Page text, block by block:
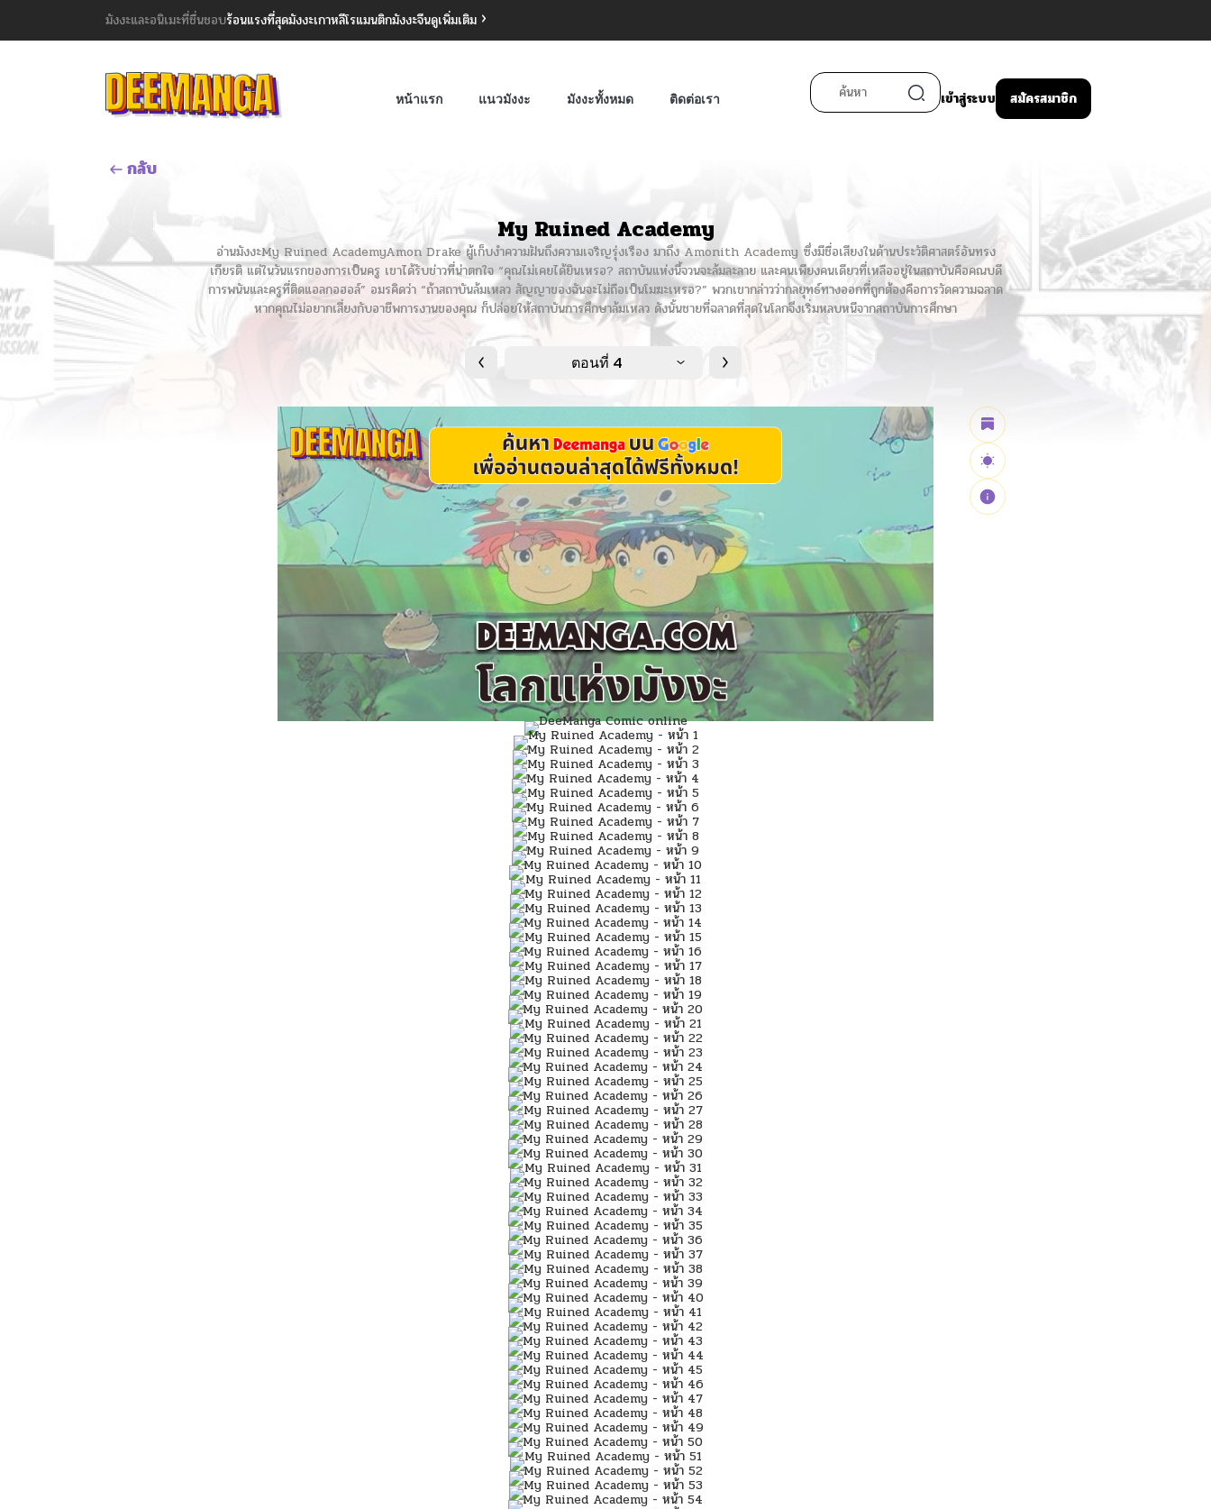
มังงะและอนิเมะที่ชื่นชอบร้อนแรงที่สุดมังงะเกาหลีโรแมนติกมังงะจีนดูเพิ่มเติม
หน้าแรก แนวมังงะ มังงะทั้งหมด ติดต่อเรา เข้าสู่ระบบ สมัครสมาชิก
กลับ
My Ruined Academy
อ่านมังงะMy Ruined AcademyAmon Drake ผู้เก็บงำความฝันถึงความเจริญรุ่งเรือง มาถึง Amonith Academy ซึ่งมีชื่อเสียงในด้านประวัติศาสตร์อันทรง
เกียรติ แต่ในวันแรกของการเป็นครู เขาได้รับข่าวที่น่าตกใจ “คุณไม่เคยได้ยินเหรอ? สถาบันแห่งนี้จวนจะล้มละลาย และคนเพียงคนเดียวที่เหลืออยู่ในสถาบันคือคณบดี
การพนันและครูที่ติดแอลกอฮอล์” อมรคิดว่า “ถ้าสถาบันล้มเหลว สัญญาของฉันจะไม่ถือเป็นโมฆะเหรอ?” พวกเขากล่าวว่ากลยุทธ์ทางออกที่ถูกต้องคือการวัดความฉลาด
หากคุณไม่อยากเสี่ยงกับอาชีพการงานของคุณ ก็ปล่อยให้สถาบันการศึกษาล้มเหลว ดังนั้นชายที่ฉลาดที่สุดในโลกจึงเริ่มหลบหนีจากสถาบันการศึกษา
ตอนที่ 4